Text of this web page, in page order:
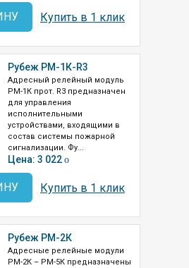
Купить в 1 клик
Рубеж РМ-1К-R3
Адресный релейный модуль
РМ-1К прот. R3 предназначен
для управления
исполнительными
устройствами, входящими в
состав системы пожарной
сигнализации. Фу...
Цена: 3 022 o
Купить в 1 клик
Рубеж РМ-2К
Адресные релейные модули
РМ-2К – РМ-5К предназначены